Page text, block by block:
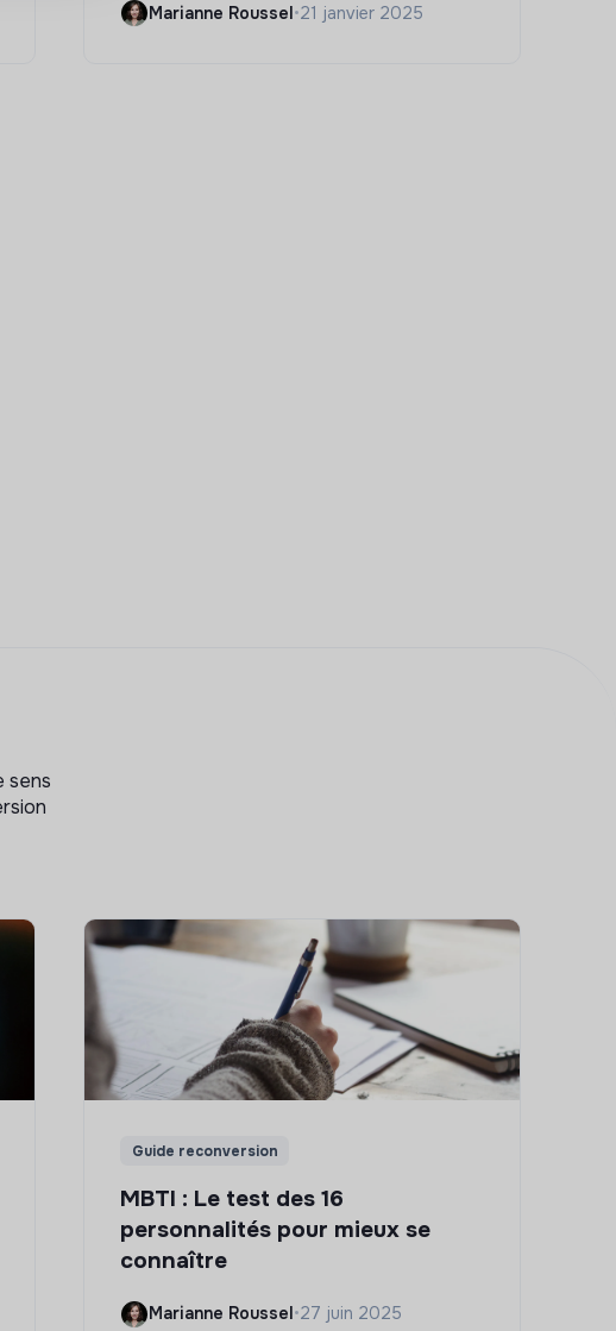
Marianne Roussel•21 janvier 2025
sens
Guide reconversion
MBTI : Le test des 16
personnalités pour mieux se
connaître
Marianne Roussel•27 juin 2025